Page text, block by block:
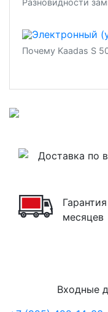
Разновидности
Почему Kaadas S
Доставка по
месяцев
Входные